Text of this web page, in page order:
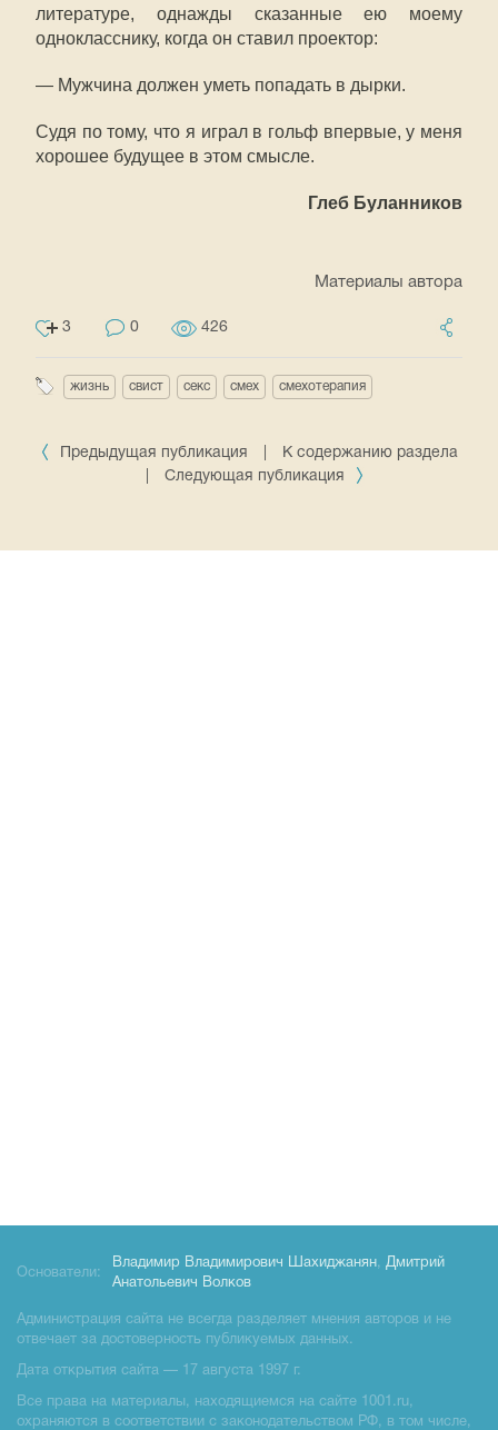
литературе, однажды сказанные ею моему
однокласснику, когда он ставил проектор:
— Мужчина должен уметь попадать в дырки.
Судя по тому, что я играл в гольф впервые, у меня
хорошее будущее в этом смысле.
Глеб Буланников
Материалы автора
3 0 426
жизнь свист секс смех смехотерапия
Предыдущая публикация
К содержанию раздела
Следующая публикация
Основатели:
Владимир Владимирович Шахиджанян, Дмитрий
Анатольевич Волков
Администрация сайта не всегда разделяет мнения авторов и не
отвечает за достоверность публикуемых данных.
Дата открытия сайта — 17 августа 1997 г.
Все права на материалы, находящиемся на сайте 1001.ru,
охраняются в соответствии с законодательством РФ, в том числе,